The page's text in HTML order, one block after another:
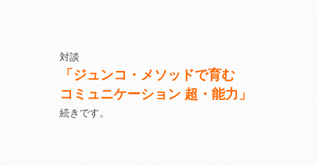
対談
「ジュンコ・メソッドで育む
コミュニケーション 超・能力」
続きです。